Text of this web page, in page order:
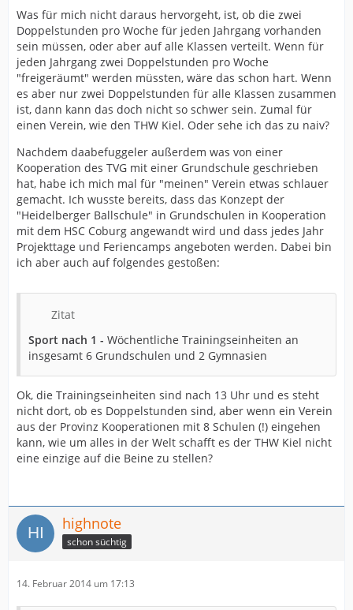
Was für mich nicht daraus hervorgeht, ist, ob die zwei
Doppelstunden pro Woche für jeden Jahrgang vorhanden
sein müssen, oder aber auf alle Klassen verteilt. Wenn für
jeden Jahrgang zwei Doppelstunden pro Woche
"freigeräumt" werden müssten, wäre das schon hart. Wenn
es aber nur zwei Doppelstunden für alle Klassen zusammen
ist, dann kann das doch nicht so schwer sein. Zumal für
einen Verein, wie den THW Kiel. Oder sehe ich das zu naiv?
Nachdem daabefuggeler außerdem was von einer
Kooperation des TVG mit einer Grundschule geschrieben
hat, habe ich mich mal für "meinen" Verein etwas schlauer
gemacht. Ich wusste bereits, dass das Konzept der
"Heidelberger Ballschule" in Grundschulen in Kooperation
mit dem HSC Coburg angewandt wird und dass jedes Jahr
Projekttage und Feriencamps angeboten werden. Dabei bin
ich aber auch auf folgendes gestoßen:
Zitat
Sport nach 1 - Wöchentliche Trainingseinheiten an
insgesamt 6 Grundschulen und 2 Gymnasien
Ok, die Trainingseinheiten sind nach 13 Uhr und es steht
nicht dort, ob es Doppelstunden sind, aber wenn ein Verein
aus der Provinz Kooperationen mit 8 Schulen (!) eingehen
kann, wie um alles in der Welt schafft es der THW Kiel nicht
eine einzige auf die Beine zu stellen?
highnote
schon süchtig
14. Februar 2014 um 17:13